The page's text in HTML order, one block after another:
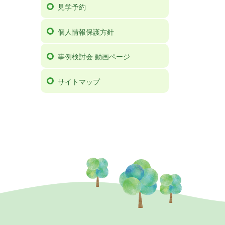
見学予約
個人情報保護方針
事例検討会 動画ページ
サイトマップ